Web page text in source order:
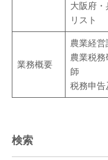
大阪府
リスト
業務概要
農業経営
農業税
師
税務申告
検索